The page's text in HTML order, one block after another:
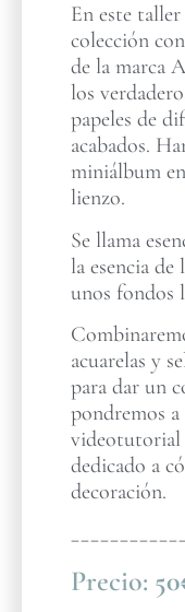
En este
colección
de la marca
los
papeles de
acabados.
miniálbum
lienzo.
Se llama
la esencia
unos fondos
acuarelas y
para dar un
pondremos
videotutorial
dedicado a
decoración.
Precio: